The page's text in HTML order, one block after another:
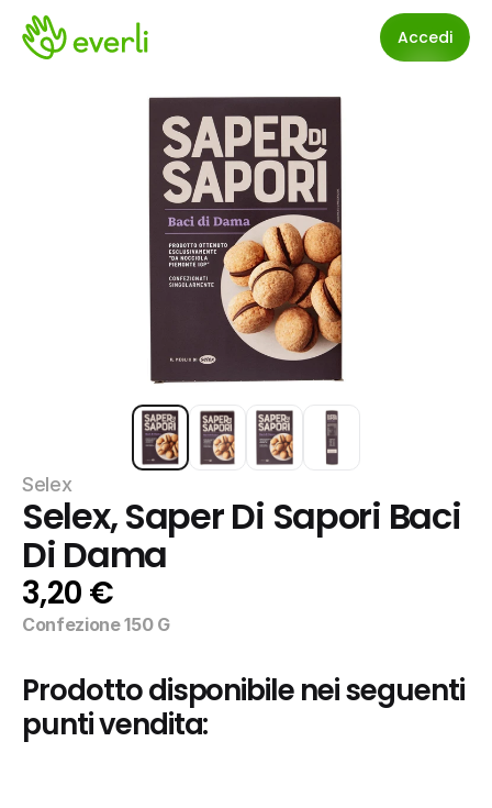
Accedi
Selex
Selex, Saper Di Sapori Baci
Di Dama
3,20 €
Confezione 150 G
Prodotto disponibile nei seguenti
punti vendita: